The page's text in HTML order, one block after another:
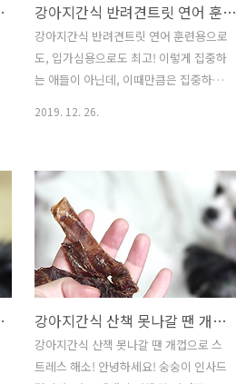
세라죠?! 강아지간식 반려견트릿 연어 훈련용으로도, 입가심용으로도 최고!
강아지간식 반려견트릿 연어 훈련용으로
도, 입가심용으로도 최고! 이렇게 집중하
는 애들이 아닌데, 이때만큼은 집중하죠.
가심용으로도 좋고, 훈련할 때 사용하기
좋은 강아지간식 소개해드리려고 하는데
요! 동결건조간식 이라고 들어보셨나요?!
보관하기도 용이하고, 급여하기도 편한
반려견트릿 ! 지금부터 보여드리겠습니닷
짜잔- 데리고 온 제품은 바로 포펫 동결건
조 알래스카 자연산연어트릿 입니다. 총
160g 이구요. 가격은 22,000원. 생각보
다 되게 오래 먹기 때문에 가성비는 좋은
편이라고 할 수 있어요. 저희집이 다견가
2019. 12. 26.
게 맛있어?! 강아지간식 산책 못나갈 땐 개껌으로 스트레스 해소!
강아지간식 산책 못나갈 땐 개껍으로 스
트레스 해소! 안녕하세요! 숭숭이 인사드